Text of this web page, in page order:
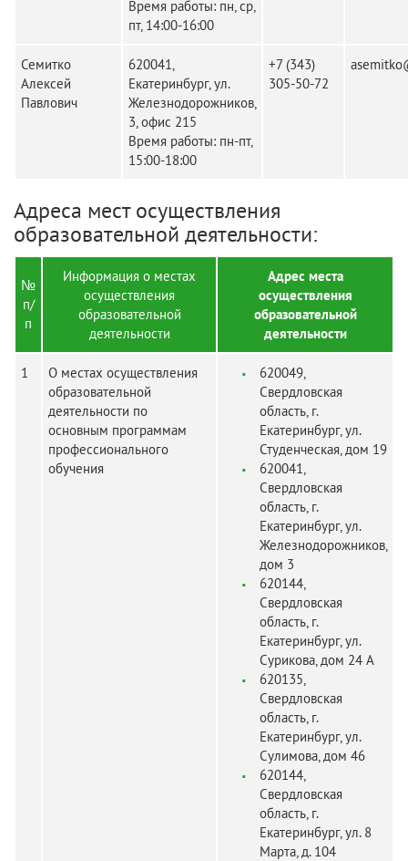
Время работы: пн, ср,
пт, 14:00-16:00
Семитко
Алексей
Павлович
620041,
Екатеринбург, ул.
Железнодорожников,
3, офис 215
Время работы: пн-пт,
15:00-18:00
+7 (343)
305-50-72
Адреса мест осуществления
образовательной деятельности:
№
п/
п
Информация о местах
осуществления
образовательной
деятельности
Адрес места
осуществления
образовательной
деятельности
1
О местах осуществления
образовательной
деятельности по
основным программам
профессионального
обучения
620049,
Свердловская
область, г.
Екатеринбург, ул.
Студенческая, дом 19
620041,
Свердловская
область, г.
Екатеринбург, ул.
Железнодорожников,
дом 3
620144,
Свердловская
область, г.
Екатеринбург, ул.
Сурикова, дом 24 А
620135,
Свердловская
область, г.
Екатеринбург, ул.
Сулимова, дом 46
620144,
Свердловская
область, г.
Екатеринбург, ул. 8
Марта, д. 104